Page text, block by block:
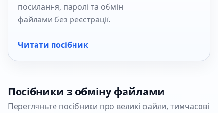
посилання, паролі та обмін
файлами без реєстрації.
Читати посібник
Посібники з обміну файлами
Перегляньте посібники про великі файли, тимчасові